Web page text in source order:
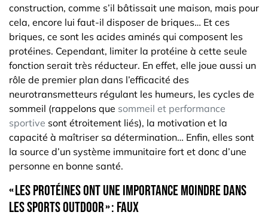
construction, comme s’il bâtissait une maison, mais pour
cela, encore lui faut-il disposer de briques… Et ces
briques, ce sont les acides aminés qui composent les
protéines. Cependant, limiter la protéine à cette seule
fonction serait très réducteur. En effet, elle joue aussi un
rôle de premier plan dans l’efficacité des
neurotransmetteurs régulant les humeurs, les cycles de
sommeil (rappelons que sommeil et performance
sportive sont étroitement liés), la motivation et la
capacité à maîtriser sa détermination… Enfin, elles sont
la source d’un système immunitaire fort et donc d’une
personne en bonne santé.
« Les protéines ont une importance moindre dans
les sports outdoor » : faux